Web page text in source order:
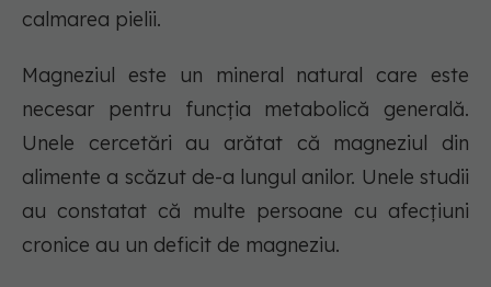
calmarea pielii.
Magneziul este un mineral natural care este
necesar pentru funcția metabolică generală.
Unele cercetări au arătat că magneziul din
alimente a scăzut de-a lungul anilor. Unele studii
au constatat că multe persoane cu afecțiuni
cronice au un deficit de magneziu.